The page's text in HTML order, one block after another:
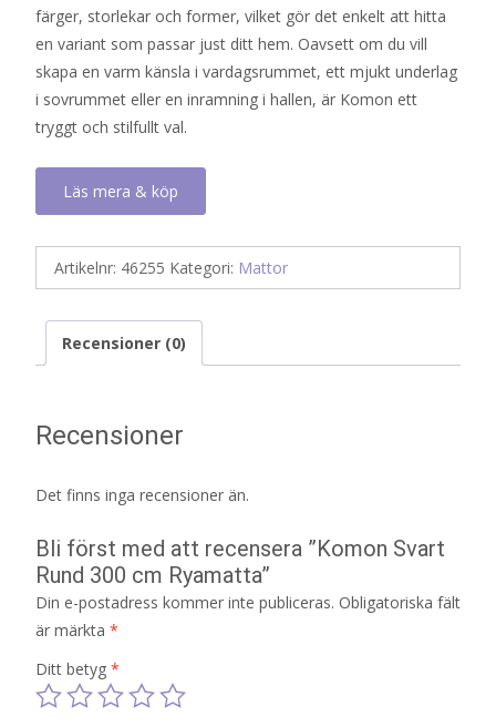
färger, storlekar och former, vilket gör det enkelt att hitta
en variant som passar just ditt hem. Oavsett om du vill
skapa en varm känsla i vardagsrummet, ett mjukt underlag
i sovrummet eller en inramning i hallen, är Komon ett
tryggt och stilfullt val.
Läs mera & köp
Artikelnr: 46255 Kategori: Mattor
Recensioner (0)
Recensioner
Det finns inga recensioner än.
Bli först med att recensera ”Komon Svart
Rund 300 cm Ryamatta”
Din e-postadress kommer inte publiceras. Obligatoriska fält
är märkta *
Ditt betyg *